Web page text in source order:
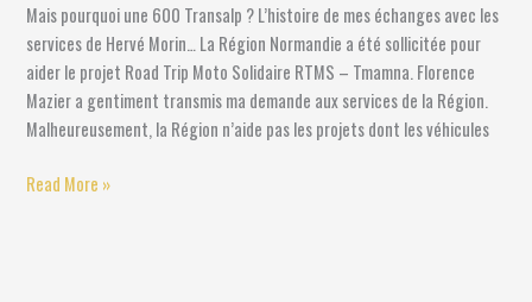
Mais pourquoi une 600 Transalp ? L’histoire de mes échanges avec les
services de Hervé Morin… La Région Normandie a été sollicitée pour
aider le projet Road Trip Moto Solidaire RTMS – Tmamna. Florence
Mazier a gentiment transmis ma demande aux services de la Région.
Malheureusement, la Région n’aide pas les projets dont les véhicules
Read More »